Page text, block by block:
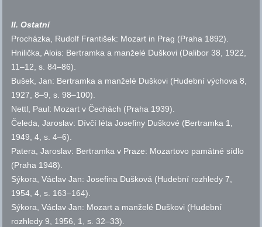
II. Ostatní
Procházka, Rudolf František: Mozart in Prag (Praha 1892).
Hnilička, Alois: Bertramka a manželé Duškovi (Dalibor 38, 1922,
11–12, s. 84–86).
Bušek, Jan: Bertramka a manželé Duškovi (Hudební výchova 8,
1927, 8–9, s. 98–100).
Nettl, Paul: Mozart v Čechách (Praha 1939).
Čeleda, Jaroslav: Dívčí léta Josefiny Duškové (Bertramka 1,
1949, 4, s. 4–6).
Patera, Jaroslav: Bertramka v Praze: Mozartovo památné sídlo
(Praha 1948).
Sýkora, Václav Jan: Josefina Dušková (Hudební rozhledy 7,
1954, 4, s. 163–164).
Sýkora, Václav Jan: Mozart a manželé Duškovi (Hudební
rozhledy 9, 1956, 1, s. 32–33).